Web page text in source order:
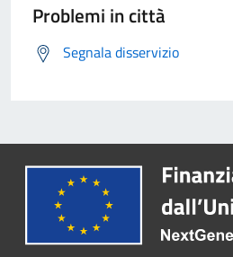
Problemi in città
Segnala disservizio